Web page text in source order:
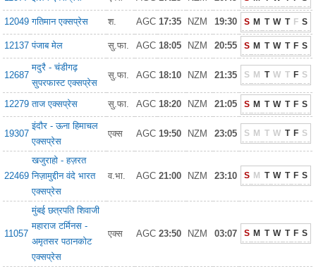
12049 गतिमान एक्सप्रेस श. AGC 17:35 NZM 19:30 S M T W T F S
12137 पंजाब मेल सु.फा. AGC 18:05 NZM 20:55 S M T W T F S
12687
मदुरै - चंडीगढ़
सुपरफास्ट एक्सप्रेस
सु.फा. AGC 18:10 NZM 21:35 S M T W T F S
12279 ताज एक्सप्रेस सु.फा. AGC 18:20 NZM 21:05 S M T W T F S
19307
इंदौर - ऊना हिमाचल
एक्सप्रेस
एक्स AGC 19:50 NZM 23:05 S M T W T F S
22469
खजुराहो - हज़रत
निज़ामुद्दीन वंदे भारत
एक्सप्रेस
व.भा. AGC 21:00 NZM 23:10 S M T W T F S
11057
मुंबई छत्रपति शिवाजी
महाराज टर्मिनस -
अमृतसर पठानकोट
एक्सप्रेस
एक्स AGC 23:50 NZM 03:07 S M T W T F S